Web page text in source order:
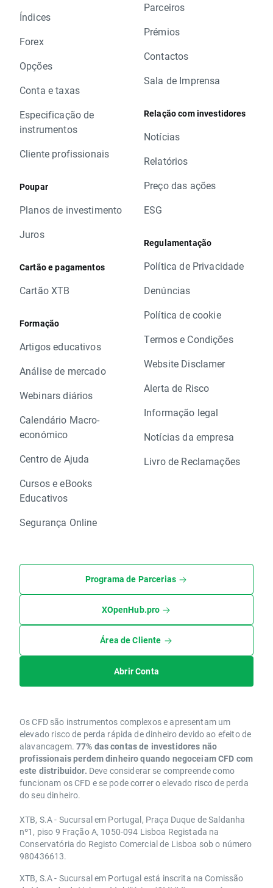
Índices
Forex
Opções
Conta e taxas
Especificação de
instrumentos
Cliente profissionais
Poupar
Planos de investimento
Juros
Cartão e pagamentos
Cartão XTB
Formação
Artigos educativos
Análise de mercado
Webinars diários
Calendário Macro-
económico
Centro de Ajuda
Cursos e eBooks
Educativos
Segurança Online
Parceiros
Prémios
Contactos
Sala de Imprensa
Relação com investidores
Notícias
Relatórios
Preço das ações
ESG
Regulamentação
Política de Privacidade
Denúncias
Política de cookie
Termos e Condições
Website Disclamer
Alerta de Risco
Informação legal
Notícias da empresa
Livro de Reclamações
Programa de Parcerias
XOpenHub.pro
Área de Cliente
Abrir Conta
Os CFD são instrumentos complexos e apresentam um
elevado risco de perda rápida de dinheiro devido ao efeito de
alavancagem. 77% das contas de investidores não
profissionais perdem dinheiro quando negoceiam CFD com
este distribuidor. Deve considerar se compreende como
funcionam os CFD e se pode correr o elevado risco de perda
do seu dinheiro.
XTB, S.A - Sucursal em Portugal, Praça Duque de Saldanha
nº1, piso 9 Fração A, 1050-094 Lisboa Registada na
Conservatória do Registo Comercial de Lisboa sob o número
980436613.
XTB, S.A - Sucursal em Portugal está inscrita na Comissão